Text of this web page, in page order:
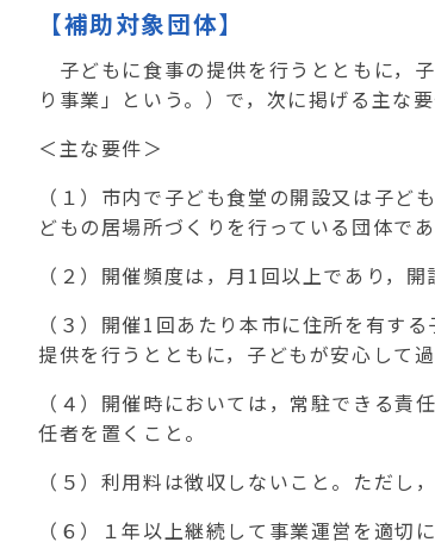
【補助対象団体】
子どもに食事の提供を行うとともに，
り事業」という。）で，次に掲げる主な
＜主な要件＞
（１）市内で子ども食堂の開設又は子
どもの居場所づくりを行っている団体であ
（２）開催頻度は，月 1 回以上であり，開
（３）開催1 回あたり本市に住所を有する
提供を行うとともに，子どもが安心して
（４）開催時においては，常駐できる責
任者を置くこと。
（５）利用料は徴収しないこと。ただし
（６）１年以上継続して事業運営を適切